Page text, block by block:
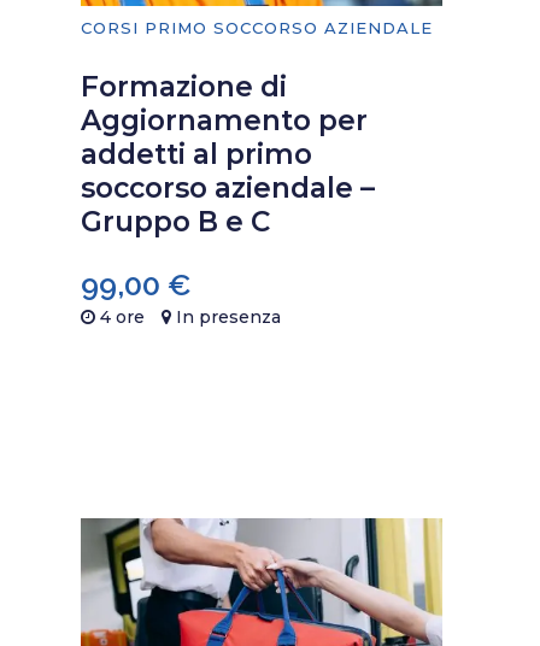
CORSI PRIMO SOCCORSO AZIENDALE
Formazione di
Aggiornamento per
addetti al primo
soccorso aziendale –
Gruppo B e C
99,00 €
4 ore In presenza